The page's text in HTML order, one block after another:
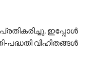
ഇപ്പോള്‍
വിഹിതങ്ങള്‍